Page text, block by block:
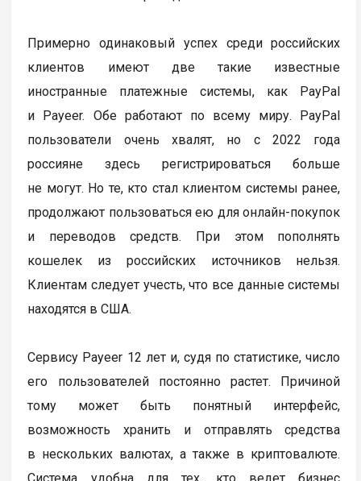
Примерно одинаковый успех среди российских
клиентов имеют две такие известные
иностранные платежные системы, как PayPal
и Payeer. Обе работают по всему миру. PayPal
пользователи очень хвалят, но с 2022 года
россияне здесь регистрироваться больше
не могут. Но те, кто стал клиентом системы ранее,
продолжают пользоваться ею для онлайн-покупок
и переводов средств. При этом пополнять
кошелек из российских источников нельзя.
Клиентам следует учесть, что все данные системы
находятся в США.
Сервису Payeer 12 лет и, судя по статистике, число
его пользователей постоянно растет. Причиной
тому может быть понятный интерфейс,
возможность хранить и отправлять средства
в нескольких валютах, а также в криптовалюте.
Система удобна для тех, кто ведет бизнес